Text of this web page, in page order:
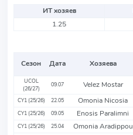
ИТ хозяев
1.25
Сезон Дата Хозяева
UCOL
(26/27)
09.07 Velez Mostar
CY1 (25/26) 22.05 Omonia Nicosia
CY1 (25/26) 09.05 Enosis Paralimni
CY1 (25/26) 25.04 Omonia Aradippou